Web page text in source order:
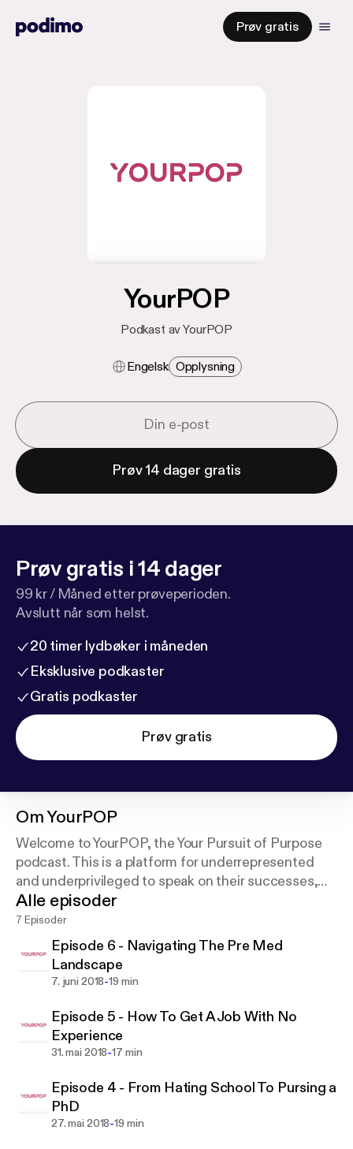
Prøv gratis
YourPOP
Podkast av YourPOP
Engelsk Opplysning
Prøv 14 dager gratis
Prøv gratis i 14 dager
99 kr / Måned etter prøveperioden.
Avslutt når som helst.
20 timer lydbøker i måneden
Eksklusive podkaster
Gratis podkaster
Prøv gratis
OmYourPOP
Welcome to YourPOP, the Your Pursuit of Purpose
podcast. This is a platform for underrepresented
and underprivileged to speak on their successes,
excellence, and overcoming adversity.
Alle episoder
7 Episoder
Episode 6 - Navigating The Pre Med
Landscape
7. juni 2018-19 min
Episode 5 - How To Get A Job With No
Experience
31. mai 2018-17 min
Episode 4 - From Hating School To Pursing a
PhD
27. mai 2018-19 min